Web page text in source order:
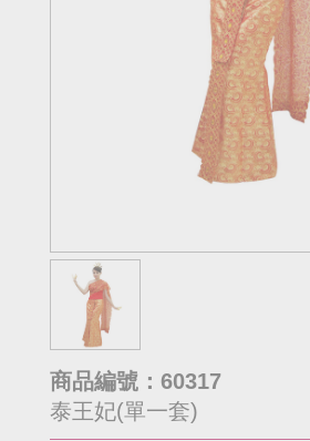
商品編號：60317
泰王妃(單一套)